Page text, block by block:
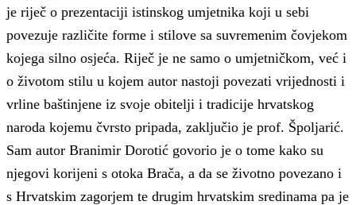
je riječ o prezentaciji istinskog umjetnika koji u sebi
povezuje različite forme i stilove sa suvremenim čovjekom
kojega silno osjeća. Riječ je ne samo o umjetničkom, već i
o životom stilu u kojem autor nastoji povezati vrijednosti i
vrline baštinjene iz svoje obitelji i tradicije hrvatskog
naroda kojemu čvrsto pripada, zaključio je prof. Špoljarić.
Sam autor Branimir Dorotić govorio je o tome kako su
njegovi korijeni s otoka Brača, a da se životno povezano i
s Hrvatskim zagorjem te drugim hrvatskim sredinama pa je